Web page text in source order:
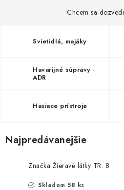
Ako nakupovať
Chcem sa
Svietidlá, majáky
Havarijné súpravy -
ADR
Hasiace prístroje
Najpredávanejšie
Značka Žieravé látky TR. 8
Skladom 58 ks